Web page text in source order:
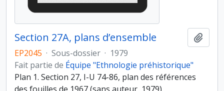
Section 27A, plans d’ensemble
EP2045 · Sous-dossier · 1979
Fait partie de Équipe "Ethnologie préhistorique"
Plan 1. Section 27, I-U 74-86, plan des références